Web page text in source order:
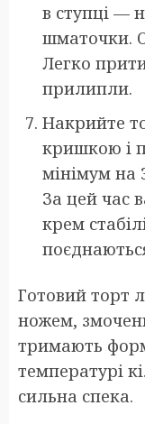
в ступці —
шматочки.
Легко
прилипли.
Накрийте
кришкою і
мінімум на
За цей час
крем
Готовий торт
ножем,
тримають
температурі
сильна спека.